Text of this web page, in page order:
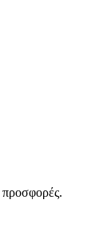
προσφορές.